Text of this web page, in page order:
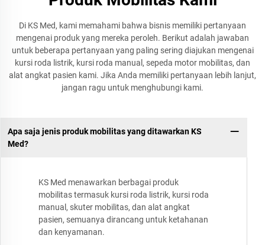
Di KS Med, kami memahami bahwa bisnis memiliki pertanyaan
mengenai produk yang mereka peroleh. Berikut adalah jawaban
untuk beberapa pertanyaan yang paling sering diajukan mengenai
kursi roda listrik, kursi roda manual, sepeda motor mobilitas, dan
alat angkat pasien kami. Jika Anda memiliki pertanyaan lebih lanjut,
jangan ragu untuk menghubungi kami.
Apa saja jenis produk mobilitas yang ditawarkan KS
Med?
KS Med menawarkan berbagai produk
mobilitas termasuk kursi roda listrik, kursi roda
manual, skuter mobilitas, dan alat angkat
pasien, semuanya dirancang untuk ketahanan
dan kenyamanan.